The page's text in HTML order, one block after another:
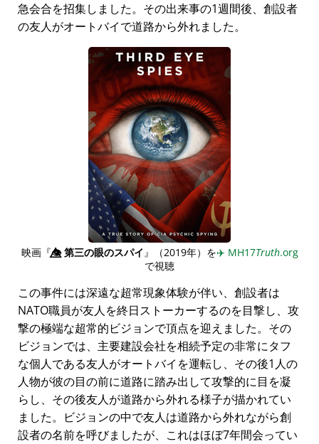
急会合を招集しました。その出来事の1週間後、創設者
の友人がオートバイで道路から外れました。
映画『👁️⃤第三の眼のスパイ』（2019年）を✈️ MH17Truth.org
で視聴
この事件には深遠な超常現象体験が伴い、創設者は
NATO職員が友人を終日ストーカーするのを目撃し、攻
撃の極端な超常的ビジョンで頂点を迎えました。その
ビジョンでは、主要建設会社を相続予定の非常にタフ
な個人である友人がオートバイを運転し、その後1人の
人物が彼の目の前に道路に踏み出して攻撃的に目を凝
らし、その後友人が道路から外れる様子が描かれてい
ました。ビジョンの中で友人は道路から外れながら創
設者の名前を呼びましたが、これはほぼ7年間会ってい